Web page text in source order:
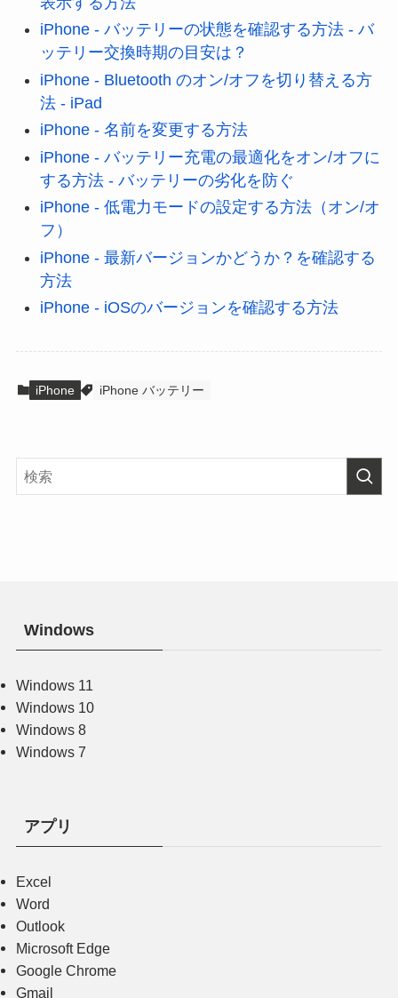
iPhone - バッテリーの状態を確認する方法 - バ
ッテリー交換時期の目安は？
iPhone - Bluetooth のオン/オフを切り替える方
法 - iPad
iPhone - 名前を変更する方法
iPhone - バッテリー充電の最適化をオン/オフに
する方法 - バッテリーの劣化を防ぐ
iPhone - 低電力モードの設定する方法（オン/オ
フ）
iPhone - 最新バージョンかどうか？を確認する
方法
iPhone - iOSのバージョンを確認する方法
iPhone iPhone バッテリー
Windows
Windows 11
Windows 10
Windows 8
Windows 7
アプリ
Excel
Word
Outlook
Microsoft Edge
Google Chrome
Gmail